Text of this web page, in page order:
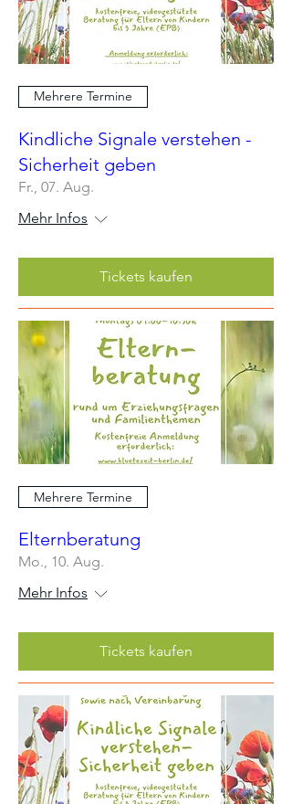
Mehrere Termine
Kindliche Signale verstehen -
Sicherheit geben
Fr., 07. Aug.
Mehr Infos
Tickets kaufen
Mehrere Termine
Elternberatung
Mo., 10. Aug.
Mehr Infos
Tickets kaufen